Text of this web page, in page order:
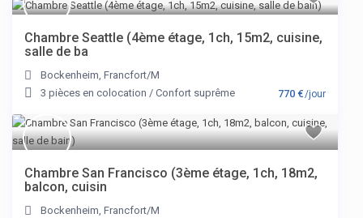
770 €/jour
Chambre Seattle (4ème étage, 1ch, 15m2, cuisine,
salle de ba
Bockenheim,Francfort/M
3 pièces en colocation /Confort suprême
Chambre San Francisco (3ème étage, 1ch, 18m2,
balcon, cuisin
Bockenheim,Francfort/M